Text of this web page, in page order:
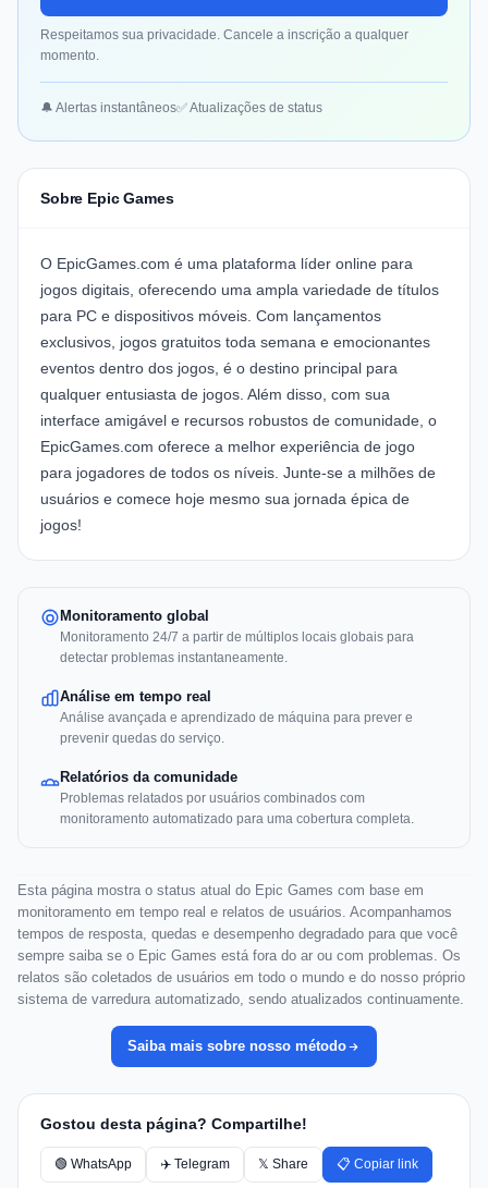
Respeitamos sua privacidade. Cancele a inscrição a qualquer
momento.
🔔 Alertas instantâneos✅ Atualizações de status
Sobre Epic Games
O EpicGames.com é uma plataforma líder online para
jogos digitais, oferecendo uma ampla variedade de títulos
para PC e dispositivos móveis. Com lançamentos
exclusivos, jogos gratuitos toda semana e emocionantes
eventos dentro dos jogos, é o destino principal para
qualquer entusiasta de jogos. Além disso, com sua
interface amigável e recursos robustos de comunidade, o
EpicGames.com oferece a melhor experiência de jogo
para jogadores de todos os níveis. Junte-se a milhões de
usuários e comece hoje mesmo sua jornada épica de
jogos!
Monitoramento global
Monitoramento 24/7 a partir de múltiplos locais globais para
detectar problemas instantaneamente.
Análise em tempo real
Análise avançada e aprendizado de máquina para prever e
prevenir quedas do serviço.
Relatórios da comunidade
Problemas relatados por usuários combinados com
monitoramento automatizado para uma cobertura completa.
Esta página mostra o status atual do Epic Games com base em
monitoramento em tempo real e relatos de usuários. Acompanhamos
tempos de resposta, quedas e desempenho degradado para que você
sempre saiba se o Epic Games está fora do ar ou com problemas. Os
relatos são coletados de usuários em todo o mundo e do nosso próprio
sistema de varredura automatizado, sendo atualizados continuamente.
Saiba mais sobre nosso método
Gostou desta página? Compartilhe!
🟢 WhatsApp ✈️ Telegram 𝕏 Share 📋 Copiar link